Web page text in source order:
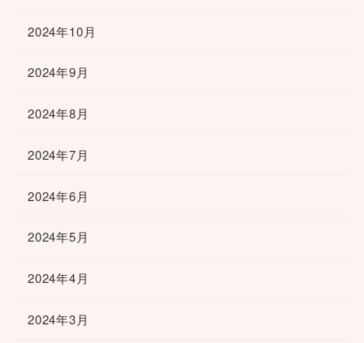
2024年10月
2024年9月
2024年8月
2024年7月
2024年6月
2024年5月
2024年4月
2024年3月